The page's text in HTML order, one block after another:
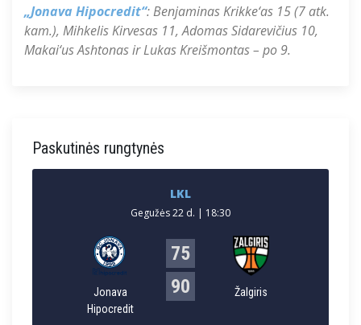
„Jonava Hipocredit“: Benjaminas Krikke‘as 15 (7 atk.
kam.), Mihkelis Kirvesas 11, Adomas Sidarevičius 10,
Makai‘us Ashtonas ir Lukas Kreišmontas – po 9.
Paskutinės rungtynės
LKL
Gegužės 22 d. | 18:30
Jonava
Hipocredit
75
90
Žalgiris